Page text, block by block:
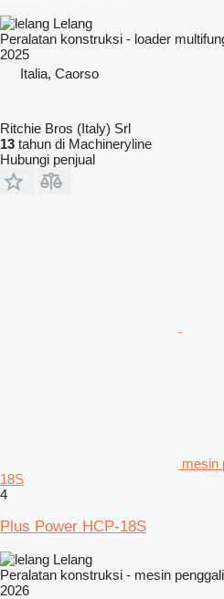
Lelang
Peralatan konstruksi - loader
2025
Italia, Caorso
Ritchie Bros (Italy) Srl
13 tahun di Machineryline
Hubungi penjual
mesin
18S
4
Plus Power HCP-18S
Lelang
Peralatan konstruksi - mesin
2026